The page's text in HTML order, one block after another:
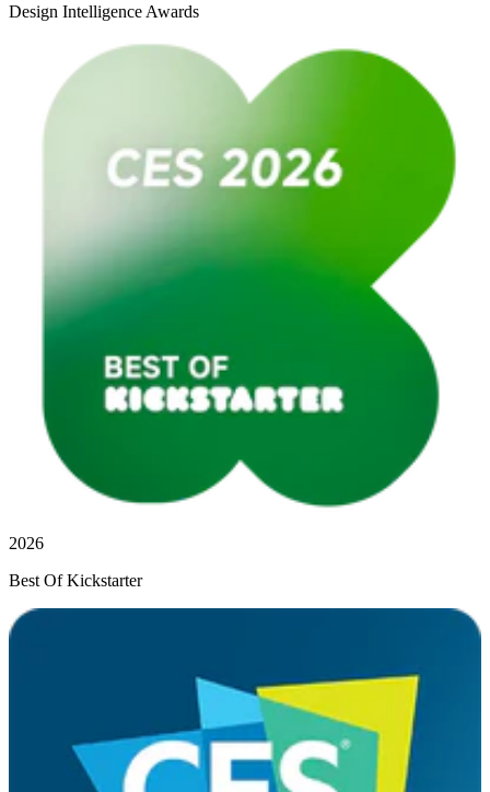
Design Intelligence Awards
2026
Best Of Kickstarter